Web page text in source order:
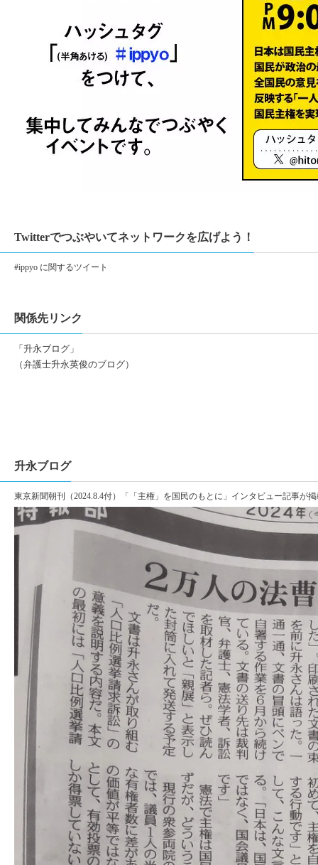
Twitterでつぶやいてネットワークを広げよう！
#ippyo に関するツイート
関係先リンク
「升永ブログ」
（弁護士升永英俊のブログ）
升永ブログ
東京新聞朝刊（2024.8.4付）「「主権」を国民のもとに」インタビュー記事が